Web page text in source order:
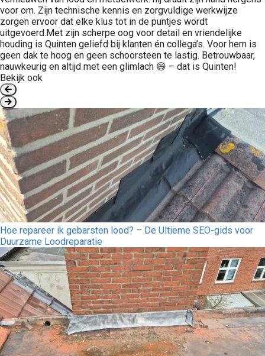
voor om. Zijn technische kennis en zorgvuldige werkwijze
zorgen ervoor dat elke klus tot in de puntjes wordt
uitgevoerd.Met zijn scherpe oog voor detail en vriendelijke
houding is Quinten geliefd bij klanten én collega’s. Voor hem is
geen dak te hoog en geen schoorsteen te lastig. Betrouwbaar,
nauwkeurig en altijd met een glimlach 😄 – dat is Quinten!
Bekijk ook
Hoe repareer ik gebarsten lood? – De Ultieme SEO-gids voor
Duurzame Loodreparatie